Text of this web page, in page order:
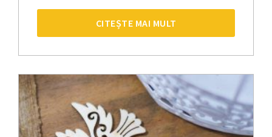
CITEȘTE MAI MULT